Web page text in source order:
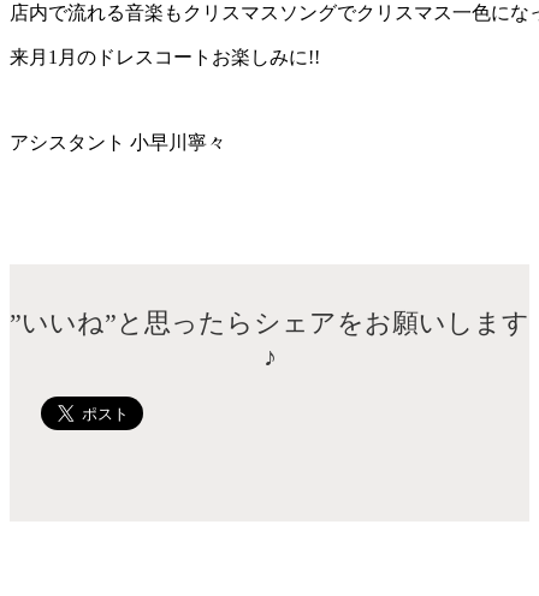
店内で流れる音楽もクリスマスソングでクリスマス一色にな
来月1月のドレスコートお楽しみに!!
アシスタント 小早川寧々
”いいね”と思ったらシェアをお願いします
♪